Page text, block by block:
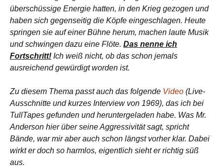
überschüssige Energie hatten, in den Krieg gezogen und
haben sich gegenseitig die Köpfe eingeschlagen. Heute
springen sie auf einer Bühne herum, machen laute Musik
und schwingen dazu eine Flöte. Das nenne ich
Fortschritt! Ich weiß nicht, ob das schon jemals
ausreichend gewürdigt worden ist.
Zu diesem Thema passt auch das folgende Video (Live-
Ausschnitte und kurzes Interview von 1969), das ich bei
TullTapes gefunden und heruntergeladen habe. Was Mr.
Anderson hier über seine Aggressivität sagt, spricht
Bände, war mir aber auch schon längst vorher klar. Dabei
wirkt er doch so harmlos, eigentlich sieht er richtig süß
aus.